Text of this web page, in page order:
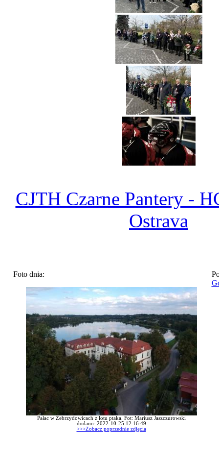
CJTH Czarne Pantery -
Ostrava
Foto dnia:
Pałac w Zebrzydowicach z lotu ptaka. Fot: Mariusz Jaszczurowski
dodano: 2022-10-25 12:16:49
>>>Zobacz poprzednie zdjęcia